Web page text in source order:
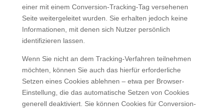
einer mit einem Conversion-Tracking-Tag versehenen
Seite weitergeleitet wurden. Sie erhalten jedoch keine
Informationen, mit denen sich Nutzer persönlich
identifizieren lassen.
Wenn Sie nicht an dem Tracking-Verfahren teilnehmen
möchten, können Sie auch das hierfür erforderliche
Setzen eines Cookies ablehnen – etwa per Browser-
Einstellung, die das automatische Setzen von Cookies
generell deaktiviert. Sie können Cookies für Conversion-